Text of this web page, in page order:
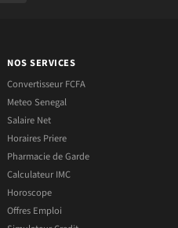
NOS SERVICES
Convertisseur FCFA
Meteo Senegal
Salaire Net
Horaires Priere
Pharmacie de Garde
Calculateur IMC
Horoscope
Offres Emploi